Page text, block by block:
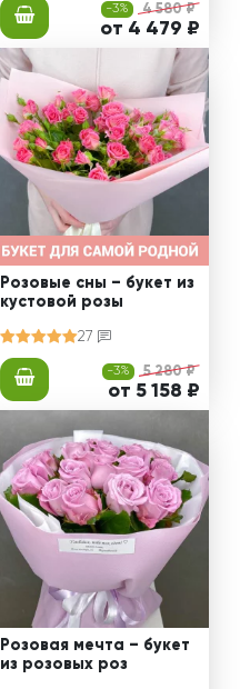
-3% 4 580 ₽
от 4 479 ₽
Розовые сны – букет из
кустовой розы
27
-3% 5 280 ₽
от 5 158 ₽
Розовая мечта – букет
из розовых роз